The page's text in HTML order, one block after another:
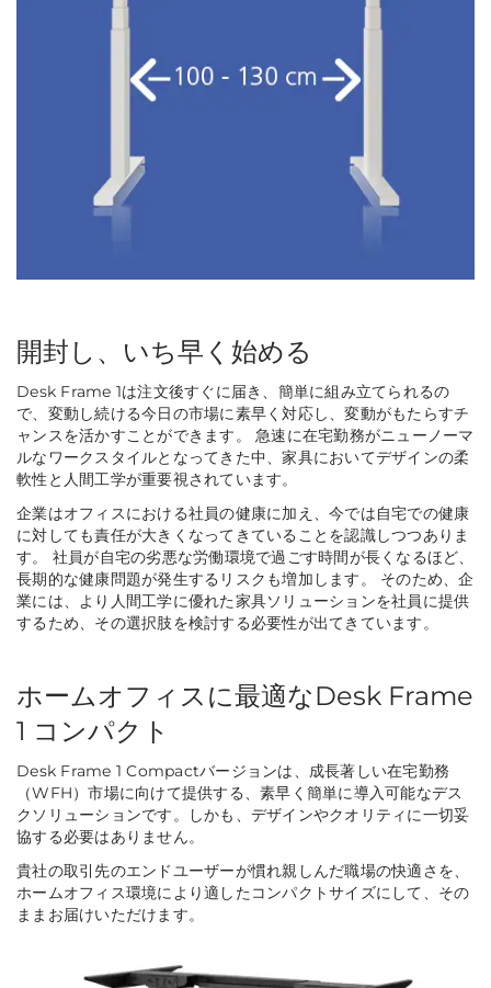
開封し、いち早く始める
Desk Frame 1は注文後すぐに届き、簡単に組み立てられるの
で、変動し続ける今日の市場に素早く対応し、変動がもたらすチ
ャンスを活かすことができます。 急速に在宅勤務がニューノーマ
ルなワークスタイルとなってきた中、家具においてデザインの柔
軟性と人間工学が重要視されています。
企業はオフィスにおける社員の健康に加え、今では自宅での健康
に対しても責任が大きくなってきていることを認識しつつありま
す。 社員が自宅の劣悪な労働環境で過ごす時間が長くなるほど、
長期的な健康問題が発生するリスクも増加します。 そのため、企
業には、より人間工学に優れた家具ソリューションを社員に提供
するため、その選択肢を検討する必要性が出てきています。
ホームオフィスに最適なDesk Frame
1 コンパクト
Desk Frame 1 Compactバージョンは、成長著しい在宅勤務
（WFH）市場に向けて提供する、素早く簡単に導入可能なデス
クソリューションです。しかも、デザインやクオリティに一切妥
協する必要はありません。
貴社の取引先のエンドユーザーが慣れ親しんだ職場の快適さを、
ホームオフィス環境により適したコンパクトサイズにして、その
ままお届けいただけます。